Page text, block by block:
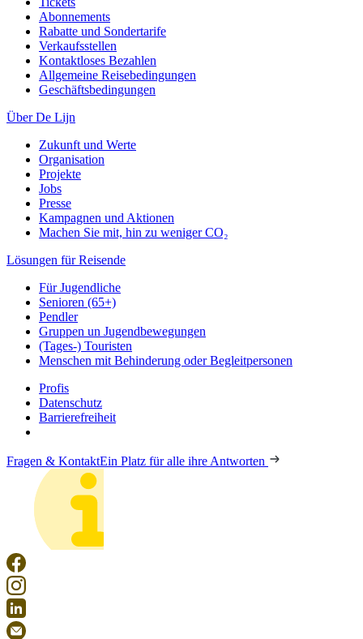
Abonnements
Rabatte und Sondertarife
Verkaufsstellen
Kontaktloses Bezahlen
Allgemeine Reisebedingungen
Geschäftsbedingungen
Über De Lijn
Zukunft und Werte
Organisation
Projekte
Jobs
Presse
Kampagnen und Aktionen
Machen Sie mit, hin zu weniger CO₂
Lösungen für Reisende
Für Jugendliche
Senioren (65+)
Pendler
Gruppen un Jugendbewegungen
(Tages-) Touristen
Menschen mit Behinderung oder Begleitpersonen
Profis
Datenschutz
Barrierefreiheit
Fragen & KontaktEin Platz für alle ihre Antworten